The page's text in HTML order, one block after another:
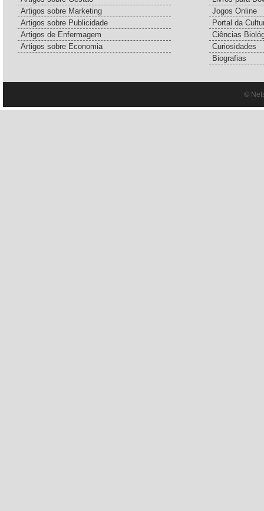
Artigos sobre Marketing
Artigos sobre Publicidade
Artigos de Enfermagem
Artigos sobre Economia
Jogos Online
Portal da
Ciências
Curiosidades
Biografias
©